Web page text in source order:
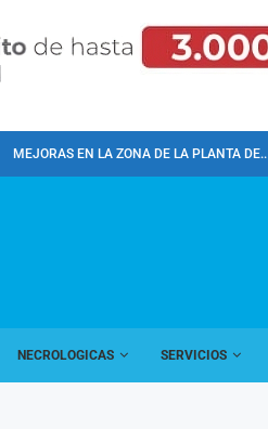
MEJORAS EN LA ZONA DE LA PLANTA DE...
NECROLOGICAS SERVICIOS